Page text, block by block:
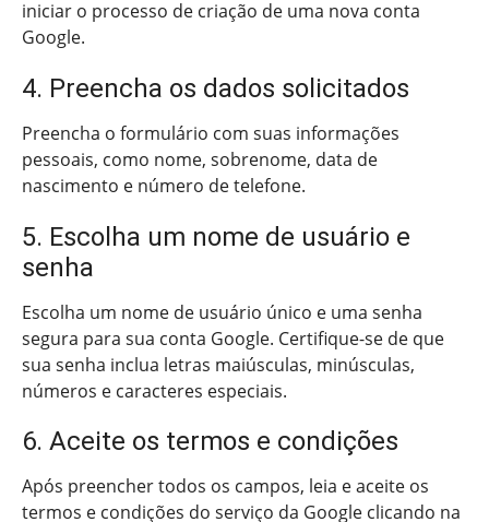
iniciar o processo de criação de uma nova conta
Google.
4. Preencha os dados solicitados
Preencha o formulário com suas informações
pessoais, como nome, sobrenome, data de
nascimento e número de telefone.
5. Escolha um nome de usuário e
senha
Escolha um nome de usuário único e uma senha
segura para sua conta Google. Certifique-se de que
sua senha inclua letras maiúsculas, minúsculas,
números e caracteres especiais.
6. Aceite os termos e condições
Após preencher todos os campos, leia e aceite os
termos e condições do serviço da Google clicando na